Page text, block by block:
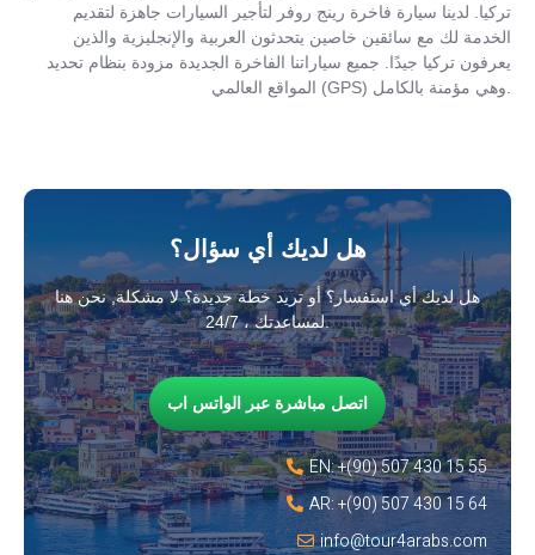
تركيا. لدينا سيارة فاخرة رينج روفر لتأجير السيارات جاهزة لتقديم
الخدمة لك مع سائقين خاصين يتحدثون العربية والإنجليزية والذين
يعرفون تركيا جيدًا. جميع سياراتنا الفاخرة الجديدة مزودة بنظام تحديد
هل لديك أي سؤال؟
هل لديك أي استفسار؟ أو تريد خطة جديدة؟ لا مشكلة, نحن هنا
لمساعدتك ، 24/7.
اتصل مباشرة عبر الواتس اب
EN: +(90) 507 430 15 55
AR: +(90) 507 430 15 64
info@tour4arabs.com